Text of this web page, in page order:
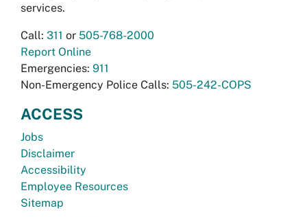
services.
Call: 311 or 505-768-2000
Report Online
Emergencies: 911
Non-Emergency Police Calls: 505-242-COPS
ACCESS
Jobs
Disclaimer
Accessibility
Employee Resources
Sitemap